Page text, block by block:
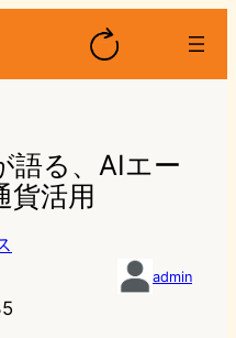
語る、AIエー
貨活用
admin